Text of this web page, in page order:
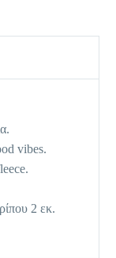
vibes.
2 εκ.